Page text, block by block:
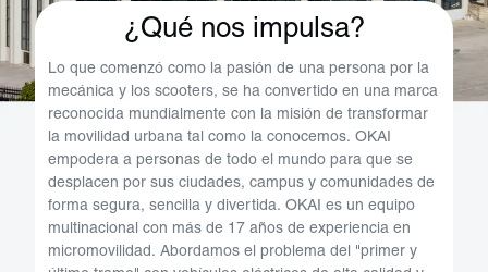
¿Qué nos impulsa?
Lo que comenzó como la pasión de una persona por la
mecánica y los scooters, se ha convertido en una marca
reconocida mundialmente con la misión de transformar
la movilidad urbana tal como la conocemos. OKAI
empodera a personas de todo el mundo para que se
desplacen por sus ciudades, campus y comunidades de
forma segura, sencilla y divertida. OKAI es un equipo
multinacional con más de 17 años de experiencia en
micromovilidad. Abordamos el problema del "primer y